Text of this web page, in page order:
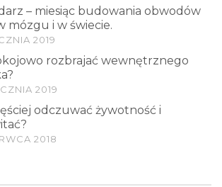
– miesiąc budowania obwodów
mózgu i w świecie.
2019
rozbrajać wewnętrznego
2019
odczuwać żywotność i
2018